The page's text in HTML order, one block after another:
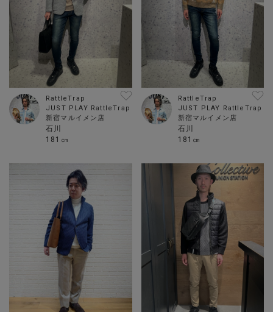
RattleTrap
JUST PLAY RattleTrap
新宿マルイメン店
石川
181㎝
RattleTrap
JUST PLAY RattleTrap
新宿マルイメン店
石川
181㎝